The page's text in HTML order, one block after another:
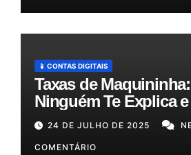
📱 CONTAS DIGITAIS
Taxas de
Ninguém Te Explica
Reduzir Seus Custos
50%!
24 DE JULHO DE 2025
COMENTÁRIO